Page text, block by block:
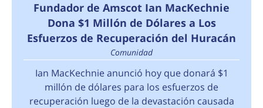
Fundador de Amscot Ian MacKechnie
Dona $1 Millón de Dólares a Los
Esfuerzos de Recuperación del Huracán
Comunidad
Ian MacKechnie anunció hoy que donará $1
millón de dólares para los esfuerzos de
recuperación luego de la devastación causada